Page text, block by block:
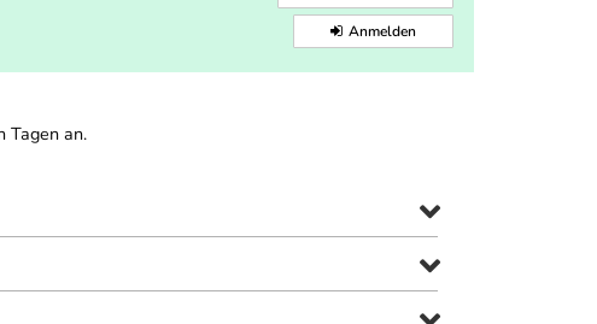
Anmelden
Tagen an.